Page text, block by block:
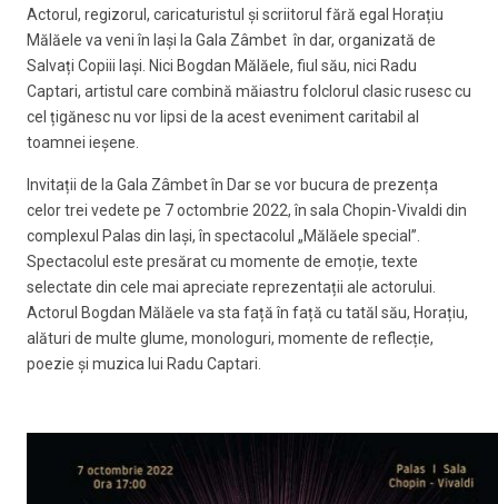
Actorul, regizorul, caricaturistul și scriitorul fără egal Horațiu
Mălăele va veni în Iași la Gala Zâmbet în dar, organizată de
Salvați Copiii Iași. Nici Bogdan Mălăele, fiul său, nici Radu
Captari, artistul care combină măiastru folclorul clasic rusesc cu
cel țigănesc nu vor lipsi de la acest eveniment caritabil al
toamnei ieșene.
Invitații de la Gala Zâmbet în Dar se vor bucura de prezența
celor trei vedete pe 7 octombrie 2022, în sala Chopin-Vivaldi din
complexul Palas din Iași, în spectacolul „Mălăele special”.
Spectacolul este presărat cu momente de emoție, texte
selectate din cele mai apreciate reprezentații ale actorului.
Actorul Bogdan Mălăele va sta față în față cu tatăl său, Horațiu,
alături de multe glume, monologuri, momente de reflecție,
poezie și muzica lui Radu Captari.